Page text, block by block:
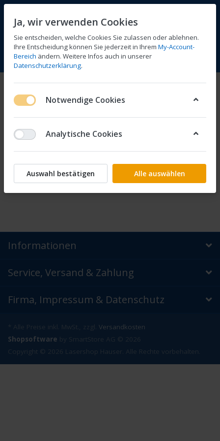
Menü Anmelden Vergleichen Wunschliste
1
Versand und Rücksendungen
Informationen zu Versand und Rücksendungen. Diesen Text
können Sie auch im Administrations-Bereich editieren.
Informationen
Service, Versand & Zahlung
Firma, Impressum & Datenschutz
* Alle Preise inkl. MwSt., zzgl. Versandkosten
Shopsoftware by SmartStore AG © 2026
Copyright © 2026 Lasershop Hauser. Alle Rechte vorbehalten.
Ja, wir verwenden Cookies
Sie entscheiden, welche Cookies Sie zulassen oder ablehnen.
Ihre Entscheidung können Sie jederzeit in Ihrem My-Account-
Bereich ändern. Weitere Infos auch in unserer
Datenschutzerklärung.
Notwendige Cookies
Analytische Cookies
Auswahl bestätigen Alle auswählen